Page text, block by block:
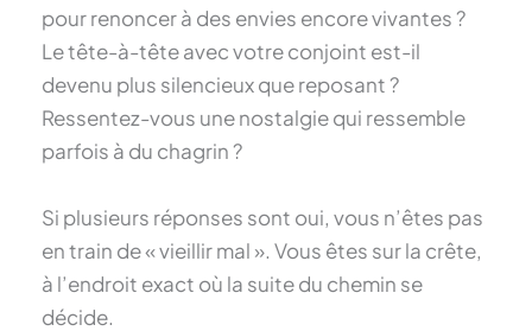
pour renoncer à des envies encore vivantes ?
Le tête-à-tête avec votre conjoint est-il
devenu plus silencieux que reposant ?
Ressentez-vous une nostalgie qui ressemble
parfois à du chagrin ?
Si plusieurs réponses sont oui, vous n’êtes pas
en train de « vieillir mal ». Vous êtes sur la crête,
à l’endroit exact où la suite du chemin se
décide.